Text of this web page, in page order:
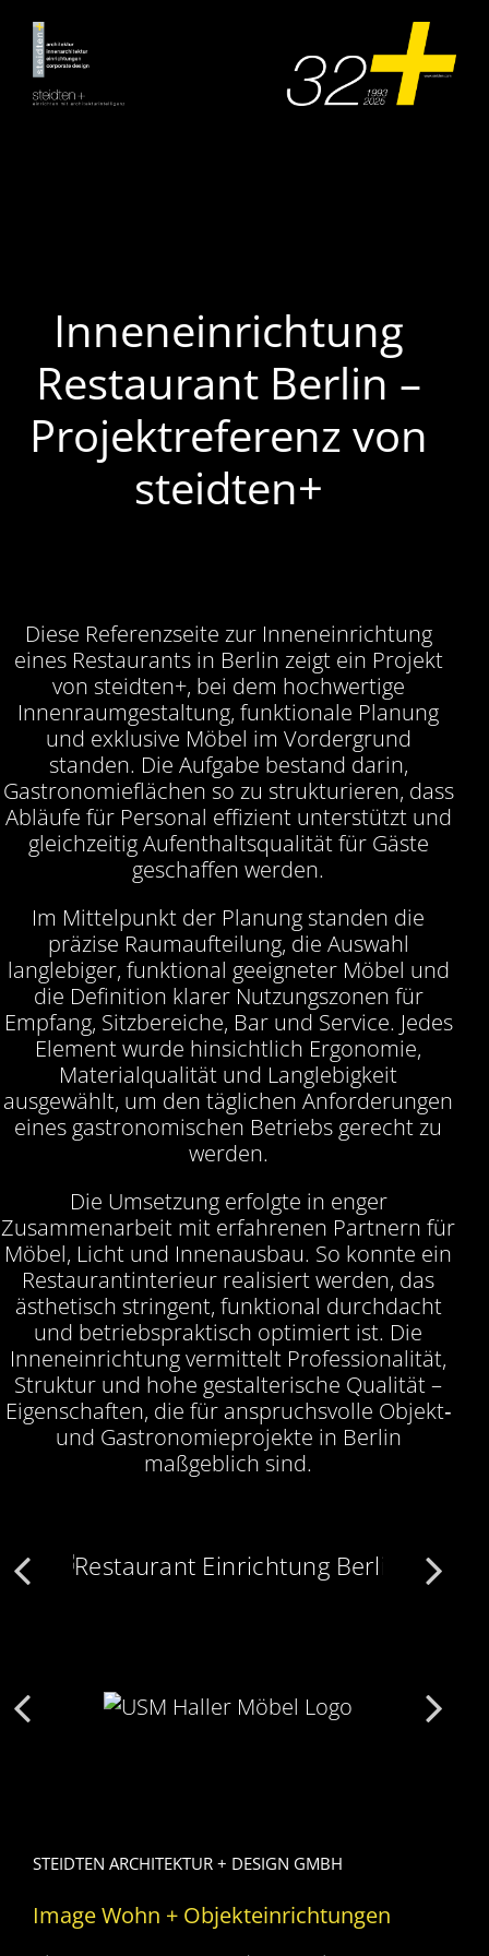
Inhalt
springen
Inneneinrichtung
Restaurant Berlin –
Projektreferenz von
steidten+
Diese Referenzseite zur Inneneinrichtung
eines Restaurants in Berlin zeigt ein Projekt
von steidten+, bei dem hochwertige
Innenraumgestaltung, funktionale Planung
und exklusive Möbel im Vordergrund
standen. Die Aufgabe bestand darin,
Gastronomieflächen so zu strukturieren, dass
Abläufe für Personal effizient unterstützt und
gleichzeitig Aufenthaltsqualität für Gäste
geschaffen werden.
Im Mittelpunkt der Planung standen die
präzise Raumaufteilung, die Auswahl
langlebiger, funktional geeigneter Möbel und
die Definition klarer Nutzungszonen für
Empfang, Sitzbereiche, Bar und Service. Jedes
Element wurde hinsichtlich Ergonomie,
Materialqualität und Langlebigkeit
ausgewählt, um den täglichen Anforderungen
eines gastronomischen Betriebs gerecht zu
werden.
Die Umsetzung erfolgte in enger
Zusammenarbeit mit erfahrenen Partnern für
Möbel, Licht und Innenausbau. So konnte ein
Restaurantinterieur realisiert werden, das
ästhetisch stringent, funktional durchdacht
und betriebspraktisch optimiert ist. Die
Inneneinrichtung vermittelt Professionalität,
Struktur und hohe gestalterische Qualität –
Eigenschaften, die für anspruchsvolle Objekt‑
und Gastronomieprojekte in Berlin
maßgeblich sind.
STEIDTEN ARCHITEKTUR + DESIGN GMBH
Image Wohn + Objekteinrichtungen